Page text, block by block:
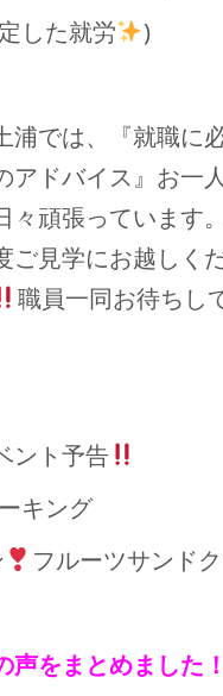
した就労
)
浦では、『就職に
アドバイス』お一
々頑張っています
ご見学にお越しく
職員一同お待ちし
ント予告
キング
フルーツサンド
声をまとめました